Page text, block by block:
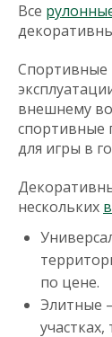
Все
Спортивные
внешнему
спортивные
для игры в
нескольких
по цене.
Элитные